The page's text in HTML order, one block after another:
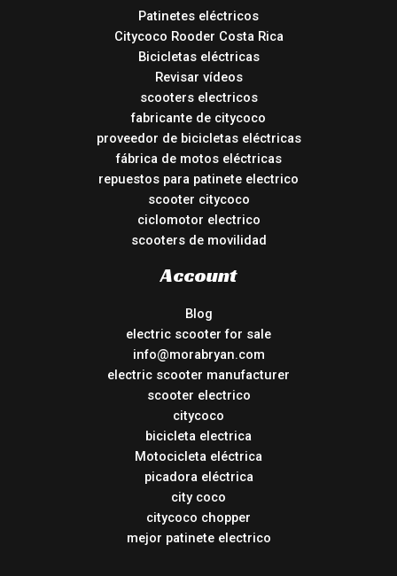
Patinetes eléctricos
Citycoco Rooder Costa Rica
Bicicletas eléctricas
Revisar vídeos
scooters electricos
fabricante de citycoco
proveedor de bicicletas eléctricas
fábrica de motos eléctricas
repuestos para patinete electrico
scooter citycoco
ciclomotor electrico
scooters de movilidad
Account
Blog
electric scooter for sale
info@morabryan.com
electric scooter manufacturer
scooter electrico
citycoco
bicicleta electrica
Motocicleta eléctrica
picadora eléctrica
city coco
citycoco chopper
mejor patinete electrico